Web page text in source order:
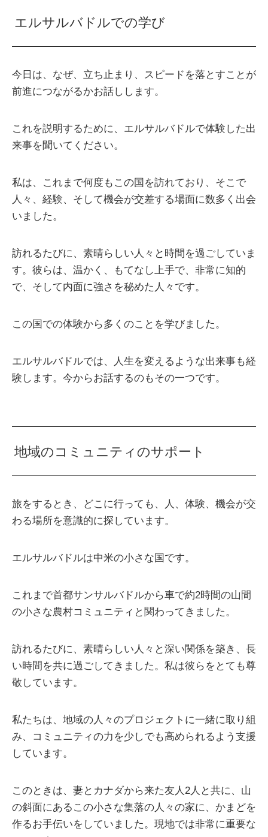
エルサルバドルでの学び
今日は、なぜ、立ち止まり、スピードを落とすことが
前進につながるかお話しします。
これを説明するために、エルサルバドルで体験した出
来事を聞いてください。
私は、これまで何度もこの国を訪れており、そこで
人々、経験、そして機会が交差する場面に数多く出会
いました。
訪れるたびに、素晴らしい人々と時間を過ごしていま
す。彼らは、温かく、もてなし上手で、非常に知的
で、そして内面に強さを秘めた人々です。
この国での体験から多くのことを学びました。
エルサルバドルでは、人生を変えるような出来事も経
験します。今からお話するのもその一つです。
地域のコミュニティのサポート
旅をするとき、どこに行っても、人、体験、機会が交
わる場所を意識的に探しています。
エルサルバドルは中米の小さな国です。
これまで首都サンサルバドルから車で約2時間の山間
の小さな農村コミュニティと関わってきました。
訪れるたびに、素晴らしい人々と深い関係を築き、長
い時間を共に過ごしてきました。私は彼らをとても尊
敬しています。
私たちは、地域の人々のプロジェクトに一緒に取り組
み、コミュニティの力を少しでも高められるよう支援
しています。
このときは、妻とカナダから来た友人2人と共に、山
の斜面にあるこの小さな集落の人々の家に、かまどを
作るお手伝いをしていました。現地では非常に重要な